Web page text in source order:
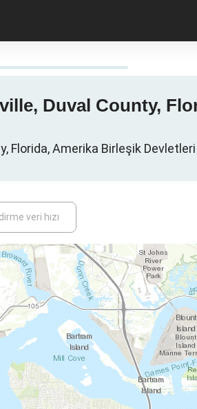
Duval County,
Florida, Amerika Birleşik Devletleri
veri hızı